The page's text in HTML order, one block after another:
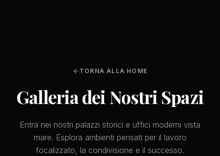
TORNA ALLA HOME
Galleria dei Nostri Spazi
Entra nei nostri palazzi storici e uffici moderni vista
mare. Esplora ambienti pensati per il lavoro
focalizzato, la condivisione e il successo.